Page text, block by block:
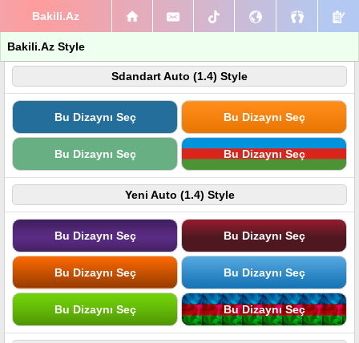
Bakili.Az
Bakili.Az Style
Sdandart Auto (1.4) Style
Bu Dizaynı Seç Bu Dizaynı Seç
Bu Dizaynı Seç Bu Dizaynı Seç
Yeni Auto (1.4) Style
Bu Dizaynı Seç Bu Dizaynı Seç
Bu Dizaynı Seç Bu Dizaynı Seç
Bu Dizaynı Seç Bu Dizaynı Seç